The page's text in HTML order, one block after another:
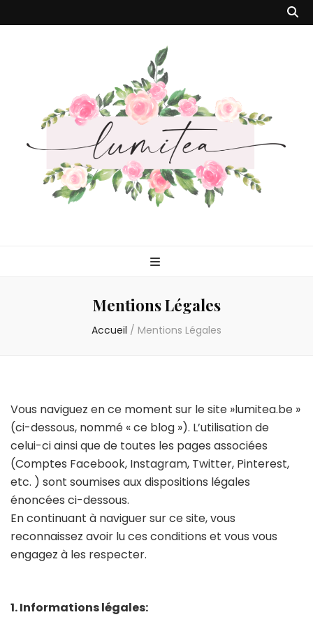
Mentions Légales
Accueil / Mentions Légales
Vous naviguez en ce moment sur le site »lumitea.be »
(ci-dessous, nommé « ce blog »). L’utilisation de
celui-ci ainsi que de toutes les pages associées
(Comptes Facebook, Instagram, Twitter, Pinterest,
etc. ) sont soumises aux dispositions légales
énoncées ci-dessous.
En continuant à naviguer sur ce site, vous
reconnaissez avoir lu ces conditions et vous vous
engagez à les respecter.
1. Informations légales: